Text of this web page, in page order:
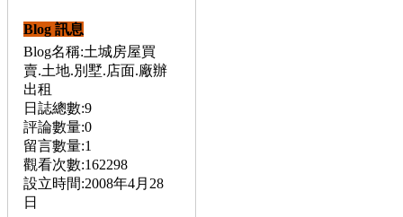
Blog 訊息
Blog名稱:土城房屋買
賣.土地.別墅.店面.廠辦
出租
日誌總數:9
評論數量:0
留言數量:1
觀看次數:162298
設立時間:2008年4月28
日